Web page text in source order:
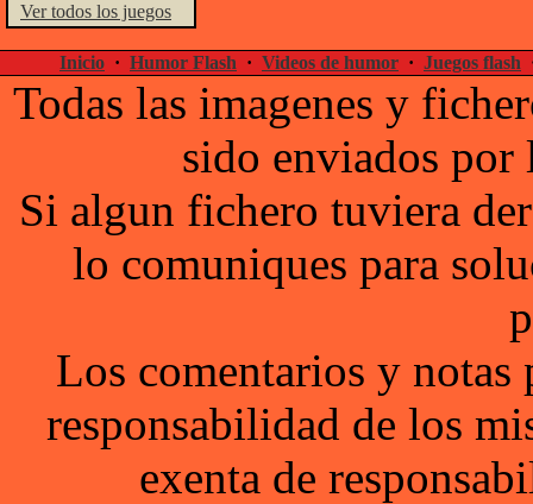
Ver todos los juegos
Inicio · Humor Flash · Videos de humor · Juegos flash
Todas las imagenes y
sido enviados por
Si algun fichero tuviera
lo comuniques para
Los comentarios y notas
responsabilidad de los
exenta de